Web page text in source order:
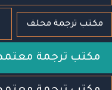
مكتب ترجمة محلف
مكتب ترجمة